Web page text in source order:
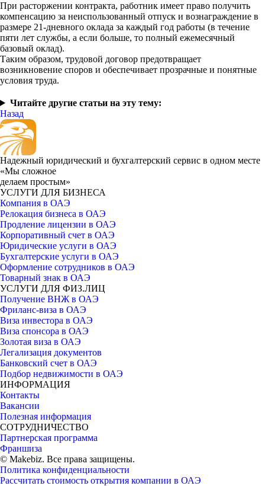
При расторжении контракта, работник имеет право получить
компенсацию за неиспользованный отпуск и вознаграждение в
размере 21-дневного оклада за каждый год работы (в течение
пяти лет службы, а если больше, то полный ежемесячный
базовый оклад).
Таким образом, трудовой договор предотвращает
возникновение споров и обеспечивает прозрачные и понятные
условия труда.
Читайте другие статьи на эту тему:
Назад
Надежный юридический и бухгалтерский сервис в одном месте
«Мы сложное
делаем простым»
УСЛУГИ ДЛЯ БИЗНЕСА
Компания в ОАЭ
Релокация бизнеса в ОАЭ
Продление лицензии в ОАЭ
Корпоративный счет в ОАЭ
Юридические услуги в ОАЭ
Бухгалтерские услуги в ОАЭ
Оформление сотрудников в ОАЭ
Товарный знак в ОАЭ
УСЛУГИ ДЛЯ ФИЗ.ЛИЦ
Получение ВНЖ в ОАЭ
Фриланс-виза в ОАЭ
Виза инвестора в ОАЭ
Виза спонсора в ОАЭ
Золотая виза в ОАЭ
Легализация документов
Банковский счет в ОАЭ
Подбор недвижимости в ОАЭ
ИНФОРМАЦИЯ
Контакты
Вакансии
Полезная информация
СОТРУДНИЧЕСТВО
Партнерская программа
Франшиза
© Makebiz. Все права защищены.
Политика конфиденциальности
Рассчитать стоимость открытия компании в ОАЭ